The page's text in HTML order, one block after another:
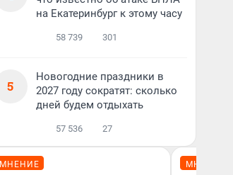
на Екатеринбург к этому часу
58 739 301
5
Новогодние праздники в
2027 году сократят: сколько
дней будем отдыхать
57 536 27
МНЕНИЕ МНЕНИЕ